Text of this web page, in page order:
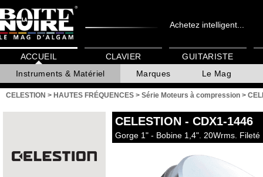
Achetez intelligent...
ACCUEIL
Instruments & Matériel
Marques Le Mag
CLAVIER GUITARISTE
CELESTION > HAUTES FRÉQUENCES > Série Moteurs à compression >
CELESTION - CDX1-1446
Gorge 1" - Bobine 1,4". 20Wrms. Fileté